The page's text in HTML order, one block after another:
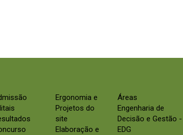
Ergonomia e
Projetos do
site
Elaboração e
Áreas
Engenharia de
Decisão e Gestão -
EDG